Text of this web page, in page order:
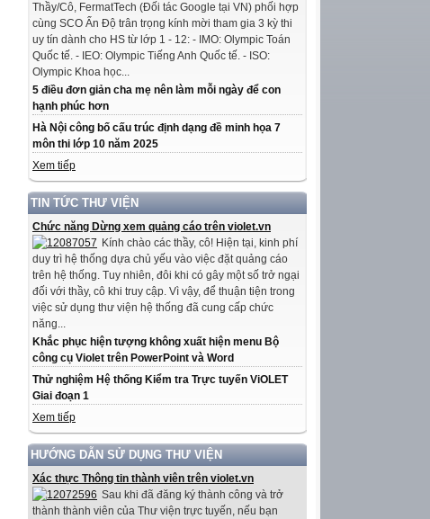
Thầy/Cô, FermatTech (Đối tác Google tại VN) phối hợp
cùng SCO Ấn Độ trân trọng kính mời tham gia 3 kỳ thi
uy tín dành cho HS từ lớp 1 - 12: - IMO: Olympic Toán
Quốc tế. - IEO: Olympic Tiếng Anh Quốc tế. - ISO:
Olympic Khoa học...
5 điều đơn giản cha mẹ nên làm mỗi ngày để con
hạnh phúc hơn
Hà Nội công bố cấu trúc định dạng đề minh họa 7
môn thi lớp 10 năm 2025
Xem tiếp
TIN TỨC THƯ VIỆN
Chức năng Dừng xem quảng cáo trên violet.vn
Kính chào các thầy, cô! Hiện tại, kinh phí
duy trì hệ thống dựa chủ yếu vào việc đặt quảng cáo
trên hệ thống. Tuy nhiên, đôi khi có gây một số trở ngại
đối với thầy, cô khi truy cập. Vì vậy, để thuận tiện trong
việc sử dụng thư viện hệ thống đã cung cấp chức
năng...
Khắc phục hiện tượng không xuất hiện menu Bộ
công cụ Violet trên PowerPoint và Word
Thử nghiệm Hệ thống Kiểm tra Trực tuyến ViOLET
Giai đoạn 1
Xem tiếp
HƯỚNG DẪN SỬ DỤNG THƯ VIỆN
Xác thực Thông tin thành viên trên violet.vn
Sau khi đã đăng ký thành công và trở
thành thành viên của Thư viện trực tuyến, nếu bạn